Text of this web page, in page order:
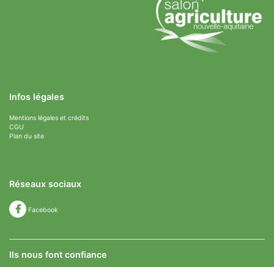
Infos légales
Mentions légales et crédits
CGU
Plan du site
Réseaux sociaux
Facebook
Ils nous font confiance